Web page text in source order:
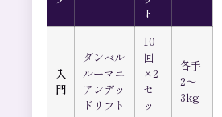
ト
入
門
ダンベル
ルーマニ
アンデッ
ドリフト
10
回
×2
セ
ッ
各手
2〜
3kg